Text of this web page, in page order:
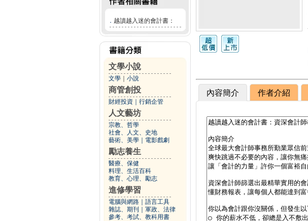
． 越讀越入迷的會計書：
文學小說
文學 小說
商管創投
財經投資 行銷企管
人文藝坊
宗教、哲學
社會、人文、史地
藝術、美學
電影戲劇
勵志養生
醫療、保健
料理、生活百科
教育、心理、勵志
進修學習
電腦與網路
語言工具
雜誌、期刊
軍政、法律
參考、考試、教科用書
內容簡介 作者介紹